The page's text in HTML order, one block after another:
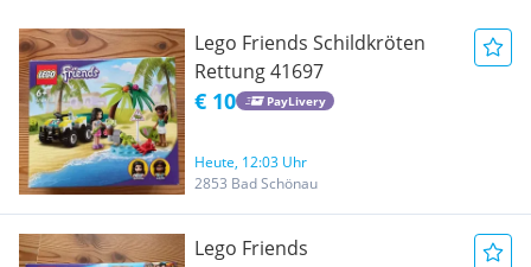
Lego Friends Schildkröten
Rettung 41697
€ 10 PayLivery
Heute, 12:03 Uhr
2853 Bad Schönau
Lego Friends